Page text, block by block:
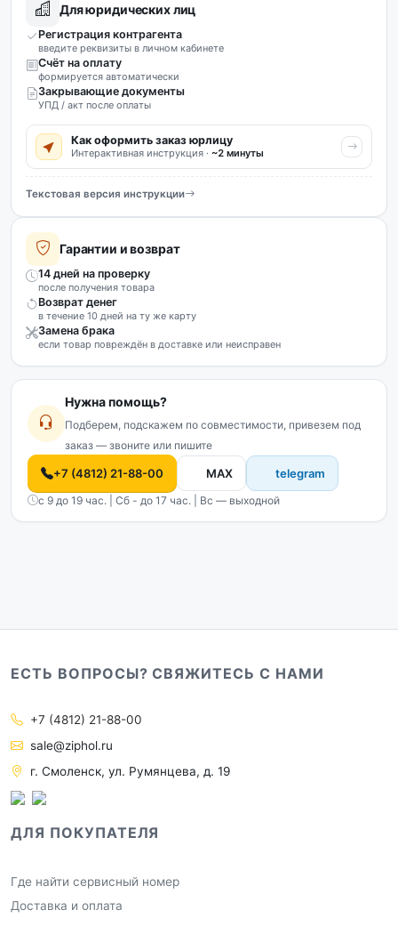
Для юридических лиц
Регистрация контрагента
введите реквизиты в личном кабинете
Счёт на оплату
формируется автоматически
Закрывающие документы
УПД / акт после оплаты
Как оформить заказ юрлицу
Интерактивная инструкция · ~2 минуты
Текстовая версия инструкции
Гарантии и возврат
14 дней на проверку
после получения товара
Возврат денег
в течение 10 дней на ту же карту
Замена брака
если товар повреждён в доставке или неисправен
Нужна помощь?
Подберем, подскажем по совместимости, привезем под
заказ — звоните или пишите
+7 (4812) 21-88-00 MAX telegram
с 9 до 19 час. | Сб - до 17 час. | Вс — выходной
ЕСТЬ ВОПРОСЫ? СВЯЖИТЕСЬ С НАМИ
+7 (4812) 21-88-00
sale@ziphol.ru
г. Смоленск, ул. Румянцева, д. 19
ДЛЯ ПОКУПАТЕЛЯ
Где найти сервисный номер
Доставка и оплата